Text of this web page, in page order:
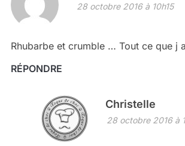
28 octobre 2016 à 10h15
Rhubarbe et crumble … Tout ce que j
RÉPONDRE
Christelle
28 octobre 2016 à